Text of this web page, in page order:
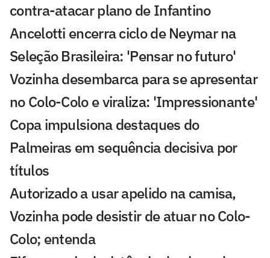
contra-atacar plano de Infantino
Ancelotti encerra ciclo de Neymar na
Seleção Brasileira: 'Pensar no futuro'
Vozinha desembarca para se apresentar
no Colo-Colo e viraliza: 'Impressionante'
Copa impulsiona destaques do
Palmeiras em sequência decisiva por
títulos
Autorizado a usar apelido na camisa,
Vozinha pode desistir de atuar no Colo-
Colo; entenda